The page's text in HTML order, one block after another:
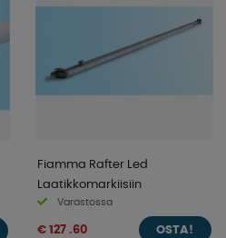
Fiamma Rafter Led
Laatikkomarkiisiin
Varastossa
€ 127 .60 OSTA!